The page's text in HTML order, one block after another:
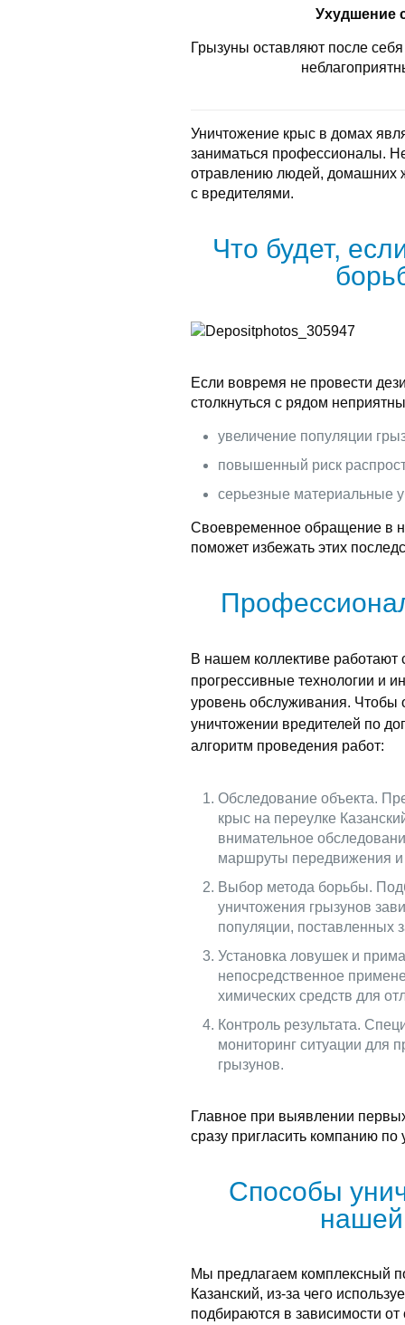
Ухудшение
Грызуны оставляют после
Уничтожение крыс в домах
заниматься профессионалы.
отравлению людей, домашних
с вредителями.
Что будет,
Если вовремя не провести
столкнуться с рядом
увеличение популяции
повышенный риск
серьезные материальные
Своевременное обращение в
поможет избежать этих
В нашем коллективе
прогрессивные технологии и
уровень обслуживания. Чтобы
уничтожении вредителей по
алгоритм проведения работ:
Обследование объекта.
крыс на переулке
внимательное
маршруты передвижения и
Выбор метода борьбы.
уничтожения грызунов
популяции, поставленных
Установка ловушек и
непосредственное
химических средств для
Контроль результата.
мониторинг ситуации для
грызунов.
Главное при выявлении
сразу пригласить компанию
Способы
Мы предлагаем комплексный
Казанский, из-за чего
подбираются в зависимости